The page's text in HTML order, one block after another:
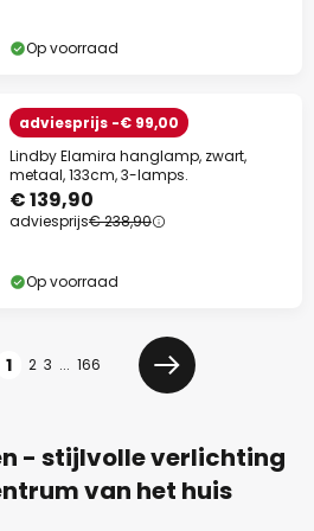
Op voorraad
adviesprijs -€ 99,00
Lindby Elamira hanglamp, zwart,
metaal, 133cm, 3-lamps.
€ 139,90
adviesprijs€ 238,90
Op voorraad
1 2 3 ... 166
Volgende
- stijlvolle verlichting
van het huis